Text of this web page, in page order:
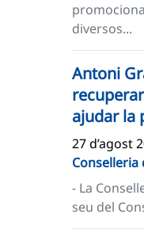
diversos...
Antoni
ajudar la
27 d’agost
Conselleria
- La
seu del